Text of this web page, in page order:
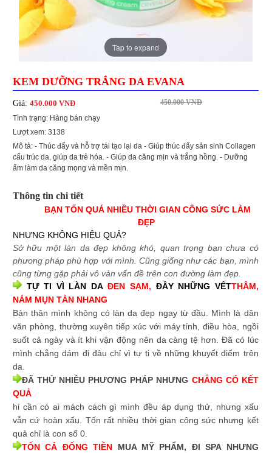
Tap to expand
KEM DƯỠNG TRẮNG DA EVANA
Giá: 450.000 VNĐ
450.000 VNĐ
Tình trạng: Hàng bán chạy
Lượt xem: 3138
Mô tả: - Thúc đẩy và hỗ trợ tái tạo lại da - Giúp thúc đẩy sản sinh Collagen
cấu trúc da, giúp da trẻ hóa. - Giúp da căng mịn và trắng hồng. - Dưỡng
ẩm làm da căng mọng và mền mịn.
Thông tin chi tiết
BẠN TỐN QUÁ NHIỀU THỜI GIAN CÔNG SỨC LÀM
ĐẸP
NHƯNG KHÔNG HIỆU QUẢ?
Sở hữu một làn da đẹp không khó, quan trọng bạn chưa có
phương pháp phù hợp với mình. Cũng giống như các bạn, mình
cũng từng gặp phải vô vàn vấn đề trên con đường làm đẹp.
TỰ TI VÌ LÀN DAĐEN SẠM, ĐẦY NHỮNG VẾTTHÂM,
NÁM MỤN TÀN NHANG
Bản thân mình không có làn da đẹp ngay từ đầu. Mình là dân
văn phòng, thường xuyên tiếp xúc với máy tính, điều hòa, ngồi
suốt cả ngày và ít khi vận động nên da càng tệ hơn. Đã có lúc
mình chẳng dám đi đâu chỉ vì tự ti về những khuyết điểm trên
da.
ĐÃ THỬ NHIỀU PHƯƠNG PHÁP NHƯNG CHẲNG CÓ KẾT
QUẢ
hỉ cần có ai mách cách gì mình đều áp dụng thử, nhưng xấu
vẫn cứ hoàn xấu. Tốn rất nhiều thời gian công sức nhưng kết
quả chỉ là con số 0.
TỐN CẢ ĐỐNG TIỀN MUA MỸ PHẨM, ĐI SPA NHƯNG